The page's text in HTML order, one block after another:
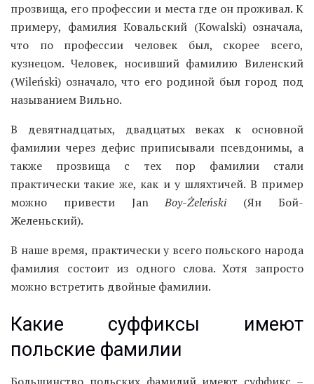
прозвища, его профессии и места где он проживал. К
примеру, фамилия Ковальский (Kowalski) означала,
что по профессии человек был, скорее всего,
кузнецом. Человек, носивший фамилию Виленский
(Wileński) означало, что его родиной был город под
называнием Вильно.
В девятнадцатых, двадцатых веках к основной
фамилии через дефис приписывали псевдонимы, а
также прозвища с тех пор фамилии стали
практически такие же, как и у шляхтичей. В пример
можно привести JanBoy-Żeleński(Ян Бой-
Желеньский).
В наше время, практически у всего польского народа
фамилия состоит из одного слова. Хотя запросто
можно встретить двойные фамилии.
Какие суффиксы имеют
польские фамилии